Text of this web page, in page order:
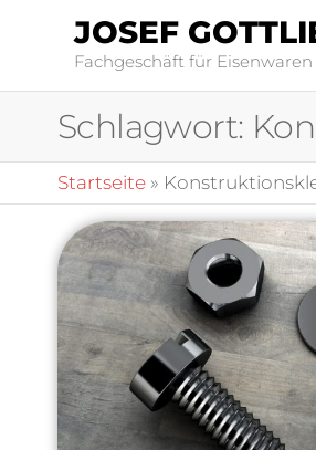
JOSEF
Fachgeschäft für Eisenwaren
Schlagwort:
Startseite »